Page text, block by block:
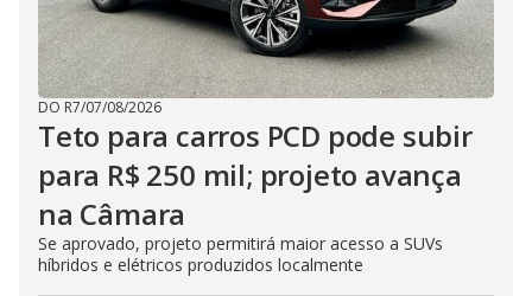
DO R7/07/08/2026
Teto para carros PCD pode subir
para R$ 250 mil; projeto avança
na Câmara
Se aprovado, projeto permitirá maior acesso a SUVs
híbridos e elétricos produzidos localmente